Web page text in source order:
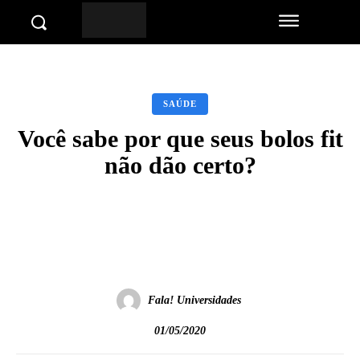
SAÚDE
Você sabe por que seus bolos fit
não dão certo?
Fala! Universidades
01/05/2020